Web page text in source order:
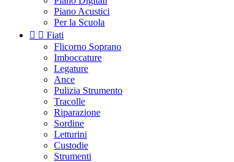
Piano Acustici
Per la Scuola
  Fiati
Flicorno Soprano
Imboccature
Legature
Ance
Pulizia Strumento
Tracolle
Riparazione
Sordine
Letturini
Custodie
Strumenti